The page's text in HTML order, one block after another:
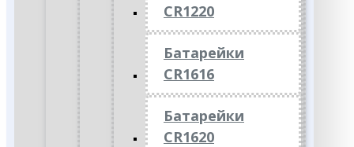
CR1220
Батарейки
CR1616
Батарейки
CR1620